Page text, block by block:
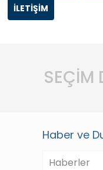
İLETİŞİM
SEÇİM
Haber ve
Haberler